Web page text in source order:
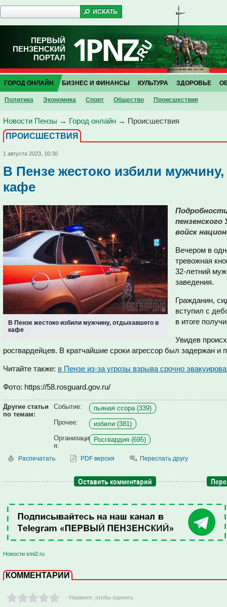
ПЕРВЫЙ
ПЕНЗЕНСКИЙ
ПОРТАЛ
ГОРОД ОНЛАЙН
Политика Экономика Спорт Общество Проиcшествия
БИЗНЕС И ФИНАНСЫ КУЛЬТУРА ЗДОРОВЬЕ
Новости Пензы → Город онлайн → Проиcшествия
ПРОИCШЕСТВИЯ
1 августа 2023, 10:30
В Пензе жестоко избили
кафе
В Пензе жестоко избили мужчину, отдыхавшего в
кафе
Подробности
войск
Вечером в
тревожная
32-летний
заведения.
Гражданин,
вступил с
в итоге
Увидев
росгвардейцев. В кратчайшие сроки агрессор был задержан и
Читайте также: в Пензе из-за угрозы взрыва срочно
Фото: https://58.rosguard.gov.ru/
Другие статьи
по темам:
Событие:
пьяная ссора (339)
Прочее:
избили (381)
Организаци
я:
Росгвардия (695)
Распечатать PDF версия Переслать другу
Оставить комментарий
Новости smi2.ru
КОММЕНТАРИИ
- Нажмите ,чтобы оценить